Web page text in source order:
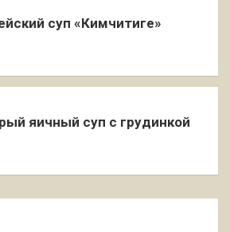
суп «Кимчитиге»
яичный суп с грудинкой